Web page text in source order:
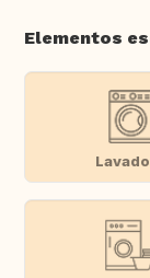
Elementos